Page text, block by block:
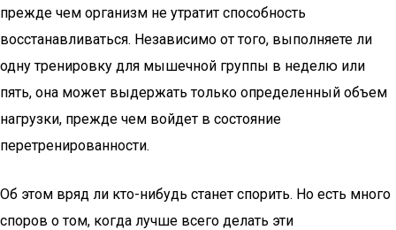
прежде чем организм не утратит способность
восстанавливаться. Независимо от того, выполняете ли
одну тренировку для мышечной группы в неделю или
пять, она может выдержать только определенный объем
нагрузки, прежде чем войдет в состояние
перетренированности.
Об этом вряд ли кто-нибудь станет спорить. Но есть много
споров о том, когда лучше всего делать эти